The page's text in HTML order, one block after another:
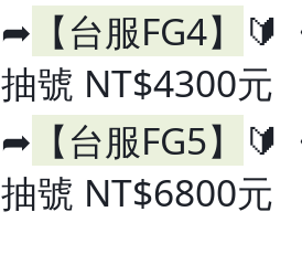
➦ 【台服FG4】 🔰
抽號 NT$4300元
➦ 【台服FG5】 🔰
抽號 NT$6800元